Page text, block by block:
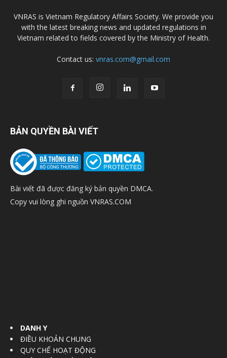
VNRAS is Vietnam Regulatory Affairs Society. We provide you
with the latest breaking news and updated regulations in
Vietnam related to fields covered by the Ministry of Health.
Contact us: vnras.com@gmail.com
BẢN QUYỀN BÀI VIẾT
Bài viết đã được đăng ký bản quyền DMCA.
Copy vui lòng ghi nguồn VNRAS.COM
DANH Y
ĐIỀU KHOẢN CHUNG
QUY CHẾ HOẠT ĐỘNG